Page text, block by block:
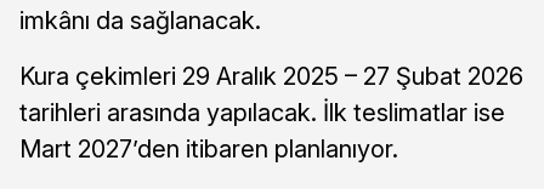
imkânı da sağlanacak.
Kura çekimleri 29 Aralık 2025 – 27 Şubat 2026
tarihleri arasında yapılacak. İlk teslimatlar ise
Mart 2027’den itibaren planlanıyor.